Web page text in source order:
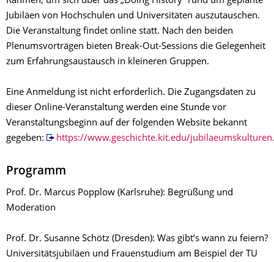
Jubiläen von Hochschulen und Universitäten auszutauschen.
Die Veranstaltung findet online statt. Nach den beiden
Plenumsvorträgen bieten Break-Out-Sessions die Gelegenheit
zum Erfahrungsaustausch in kleineren Gruppen.
Eine Anmeldung ist nicht erforderlich. Die Zugangsdaten zu
dieser Online-Veranstaltung werden eine Stunde vor
Veranstaltungsbeginn auf der folgenden Website bekannt
gegeben:
https://www.geschichte.kit.edu/
Programm
Prof. Dr. Marcus Popplow (Karlsruhe): Begrüßung und
Moderation
Prof. Dr. Susanne Schötz (Dresden): Was gibt‘s wann zu feiern?
Universitätsjubiläen und Frauenstudium am Beispiel der TU